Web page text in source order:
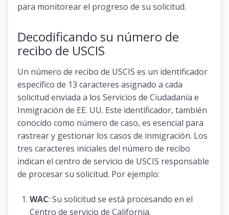
para monitorear el progreso de su solicitud.
Decodificando su número de
recibo de USCIS
Un número de recibo de USCIS es un identificador
específico de 13 caracteres asignado a cada
solicitud enviada a los Servicios de Ciudadanía e
Inmigración de EE. UU. Este identificador, también
conocido como número de caso, es esencial para
rastrear y gestionar los casos de inmigración. Los
tres caracteres iniciales del número de recibo
indican el centro de servicio de USCIS responsable
de procesar su solicitud. Por ejemplo:
WAC: Su solicitud se está procesando en el
Centro de servicio de California.